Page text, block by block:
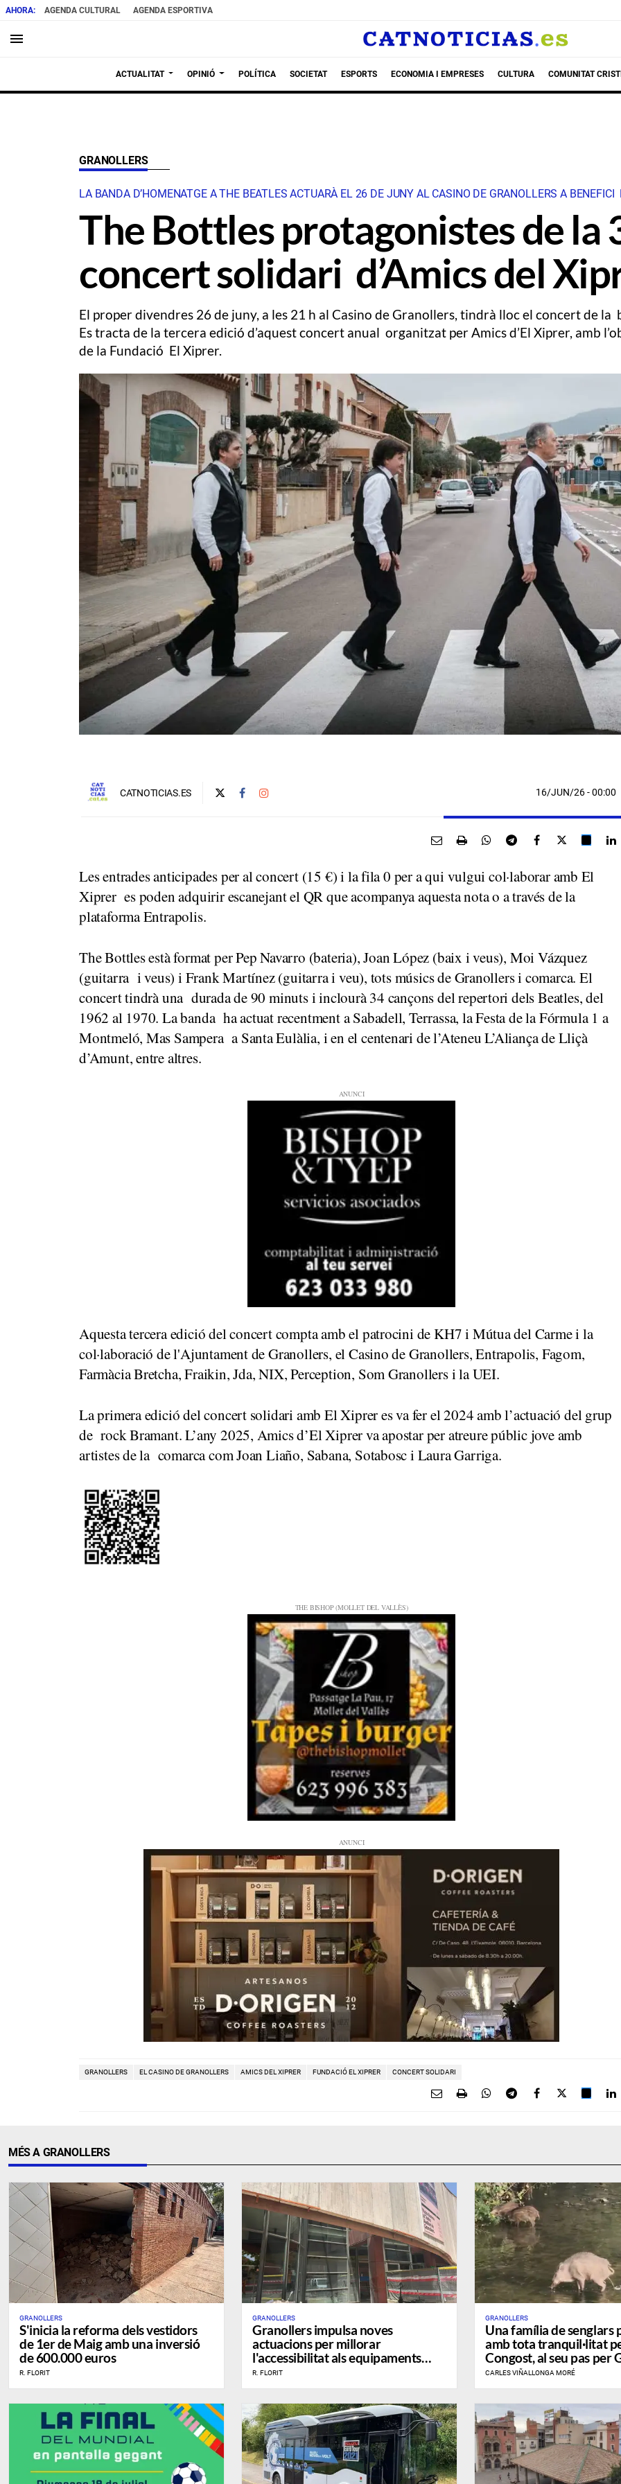
AGENDA CULTURAL AGENDA ESPORTIVA
menu
ACTUALITAT OPINIÓ POLÍTICA SOCIETAT ESPORTS ECONOMIA I EMPRESES CULTURA COMUNITAT
GRANOLLERS
LA BANDA D’HOMENATGE A THE BEATLES ACTUARÀ EL 26 DE JUNY AL CASINO DE GRANOLLERS A BENEFICI
The Bottles protagonistes de la
concert solidari d’Amics del
El proper divendres 26 de juny, a les 21 h al Casino de Granollers, tindrà lloc el concert de la
Es tracta de la tercera edició d’aquest concert anual organitzat per Amics d’El Xiprer, amb
de la Fundació El Xiprer.
CATNOTICIAS.ES 16/JUN/26- 00:00
Les entrades anticipades per al concert (15 €) i la fila 0 per a qui vulgui col·laborar amb El
Xiprer es poden adquirir escanejant el QR que acompanya aquesta nota o a través de la
plataforma Entrapolis.
The Bottles està format per Pep Navarro (bateria), Joan López (baix i veus), Moi Vázquez
(guitarra i veus) i Frank Martínez (guitarra i veu), tots músics de Granollers i comarca. El
concert tindrà una durada de 90 minuts i inclourà 34 cançons del repertori dels Beatles, del
1962 al 1970. La banda ha actuat recentment a Sabadell, Terrassa, la Festa de la Fórmula 1 a
Montmeló, Mas Sampera a Santa Eulàlia, i en el centenari de l’Ateneu L’Aliança de Lliçà
d’Amunt, entre altres.
Aquesta tercera edició del concert compta amb el patrocini de KH7 i Mútua del Carme i la
col·laboració de l'Ajuntament de Granollers, el Casino de Granollers, Entrapolis, Fagom,
Farmàcia Bretcha, Fraikin, Jda, NIX, Perception, Som Granollers i la UEI.
La primera edició del concert solidari amb El Xiprer es va fer el 2024 amb l’actuació del grup
de rock Bramant. L’any 2025, Amics d’El Xiprer va apostar per atreure públic jove amb
artistes de la comarca com Joan Liaño, Sabana, Sotabosc i Laura Garriga.
GRANOLLERS EL CASINO DE GRANOLLERS AMICS DEL XIPRER FUNDACIÓ EL XIPRER CONCERT SOLIDARI
MÉS A GRANOLLERS
GRANOLLERS
S'inicia la reforma dels vestidors
de 1er de Maig amb una inversió
de 600.000 euros
R. FLORIT
GRANOLLERS
Granollers impulsa noves
actuacions per millorar
l'accessibilitat als equipaments
municipals
R. FLORIT
GRANOLLERS
Una família de senglars
amb tota tranquil·litat
Congost, al seu pas per
CARLES VIÑALLONGA MORÉ